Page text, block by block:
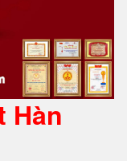
Hàn